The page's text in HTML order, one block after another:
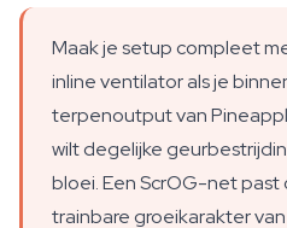
Maak je setup compleet
inline ventilator als je
terpenoutput van
wilt degelijke
bloei. Een ScrOG-net
trainbare groeikarakter